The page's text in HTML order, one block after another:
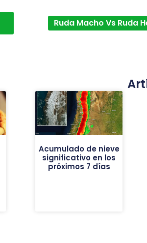
Ruda Macho Vs Ruda
Acumulado de nieve
significativo en los
próximos 7 días